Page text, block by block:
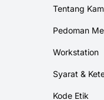
Tentang
Pedoman
Workstation
Syarat &
Kode Etik